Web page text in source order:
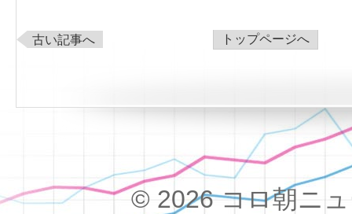
古い記事へ トップページへ
© 2026 コロ朝ニ